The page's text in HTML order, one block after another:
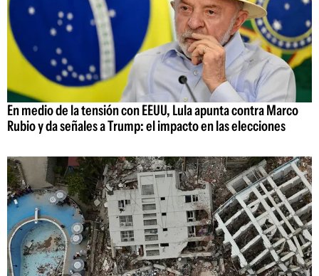
En medio de la tensión con EEUU, Lula apunta contra Marco
Rubio y da señales a Trump: el impacto en las elecciones